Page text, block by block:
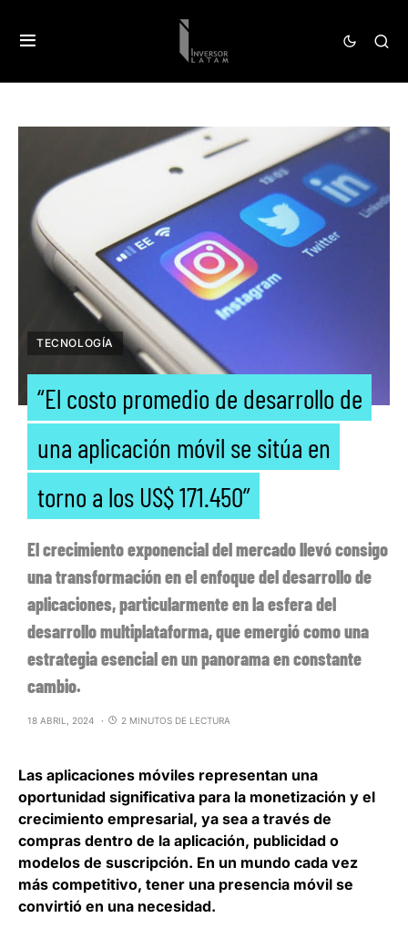
TECNOLOGÍA
“El costo promedio de desarrollo de
una aplicación móvil se sitúa en
torno a los US$ 171.450”
El crecimiento exponencial del mercado llevó consigo
una transformación en el enfoque del desarrollo de
aplicaciones, particularmente en la esfera del
desarrollo multiplataforma, que emergió como una
estrategia esencial en un panorama en constante
cambio.
18 ABRIL, 2024 2 MINUTOS DE LECTURA
Las aplicaciones móviles representan una
oportunidad significativa para la monetización y el
crecimiento empresarial, ya sea a través de
compras dentro de la aplicación, publicidad o
modelos de suscripción. En un mundo cada vez
más competitivo, tener una presencia móvil se
convirtió en una necesidad.